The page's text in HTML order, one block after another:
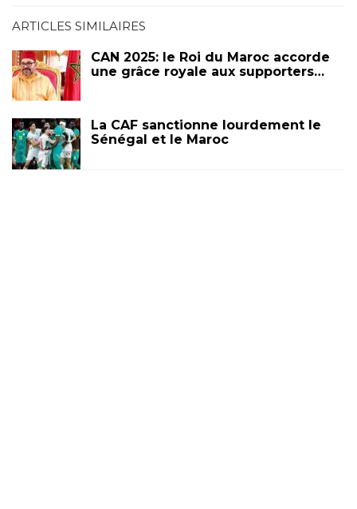
ARTICLES SIMILAIRES
CAN 2025: le Roi du Maroc accorde
une grâce royale aux supporters…
La CAF sanctionne lourdement le
Sénégal et le Maroc